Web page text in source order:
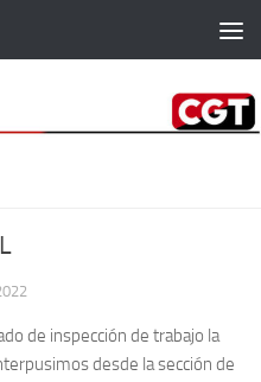
de inspección de trabajo la
desde la sección de